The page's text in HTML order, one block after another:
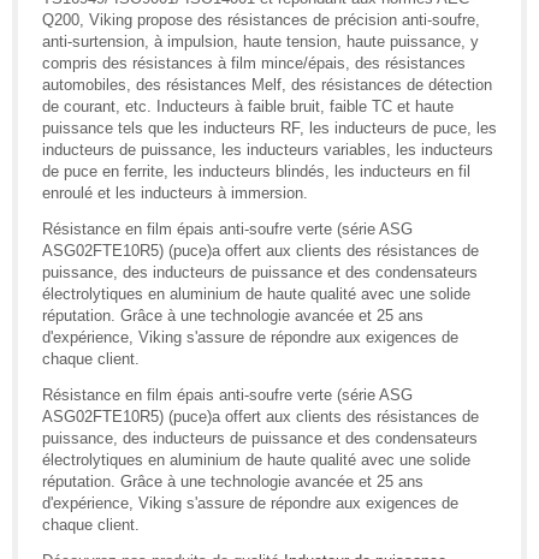
Q200, Viking propose des résistances de précision anti-soufre,
anti-surtension, à impulsion, haute tension, haute puissance, y
compris des résistances à film mince/épais, des résistances
automobiles, des résistances Melf, des résistances de détection
de courant, etc. Inducteurs à faible bruit, faible TC et haute
puissance tels que les inducteurs RF, les inducteurs de puce, les
inducteurs de puissance, les inducteurs variables, les inducteurs
de puce en ferrite, les inducteurs blindés, les inducteurs en fil
enroulé et les inducteurs à immersion.
Résistance en film épais anti-soufre verte (série ASG
ASG02FTE10R5) (puce)a offert aux clients des résistances de
puissance, des inducteurs de puissance et des condensateurs
électrolytiques en aluminium de haute qualité avec une solide
réputation. Grâce à une technologie avancée et 25 ans
d'expérience, Viking s'assure de répondre aux exigences de
chaque client.
Résistance en film épais anti-soufre verte (série ASG
ASG02FTE10R5) (puce)a offert aux clients des résistances de
puissance, des inducteurs de puissance et des condensateurs
électrolytiques en aluminium de haute qualité avec une solide
réputation. Grâce à une technologie avancée et 25 ans
d'expérience, Viking s'assure de répondre aux exigences de
chaque client.